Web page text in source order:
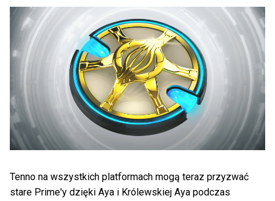
Tenno na wszystkich platformach mogą teraz przyzwać
stare Prime'y dzięki Aya i Królewskiej Aya podczas